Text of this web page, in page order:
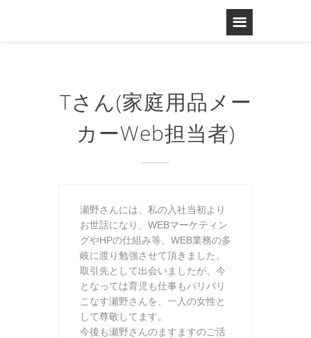
Tさん(家庭用品メー
カーWeb担当者)
瀬野さんには、私の入社当初より
お世話になり、WEBマーケティン
グやHPの仕組み等、WEB業務の多
岐に渡り勉強させて頂きました。
取引先として出会いましたが、今
となっては育児も仕事もバリバリ
こなす瀬野さんを、一人の女性と
して尊敬してます。
今後も瀬野さんのますますのご活